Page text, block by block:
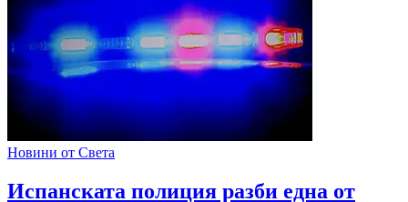
Новини от Света
Испанската полиция разби една от